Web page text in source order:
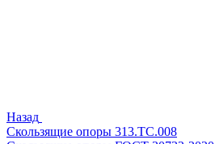
Назад
Скользящие опоры 313.ТС.008